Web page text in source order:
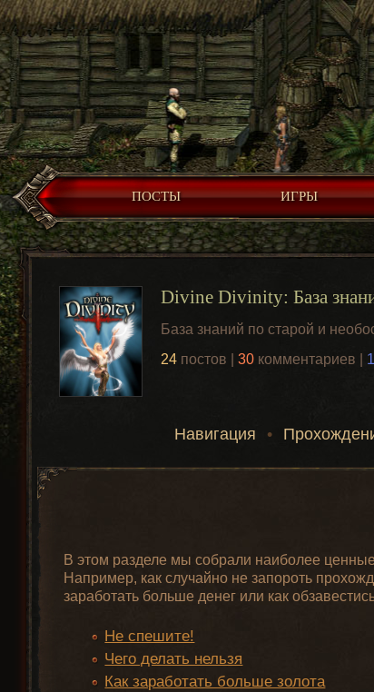
ПОСТЫ ИГРЫ
Divine Divinity: База
База знаний по старой и
24 постов |30 комментариев | 1
Навигация •
В этом разделе мы собрали наиболее
Например, как случайно не запороть
заработать больше денег или как
Не спешите!
Чего делать нельзя
Как заработать больше золота